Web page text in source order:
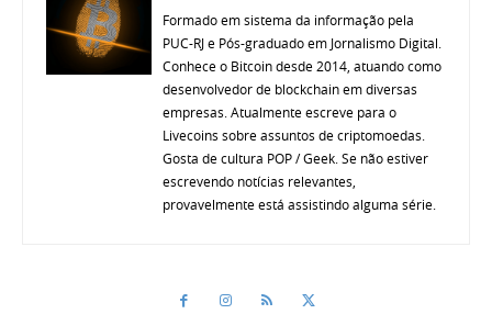
Formado em sistema da informação pela
PUC-RJ e Pós-graduado em Jornalismo Digital.
Conhece o Bitcoin desde 2014, atuando como
desenvolvedor de blockchain em diversas
empresas. Atualmente escreve para o
Livecoins sobre assuntos de criptomoedas.
Gosta de cultura POP / Geek. Se não estiver
escrevendo notícias relevantes,
provavelmente está assistindo alguma série.